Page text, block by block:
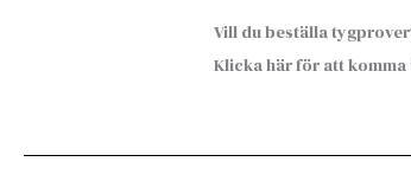
Vill du beställa
Klicka här för att